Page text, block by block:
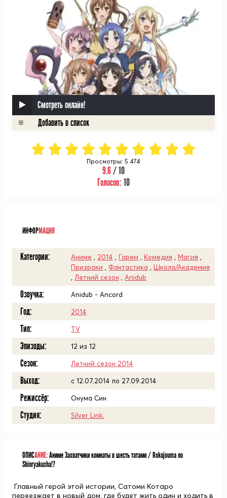
Смотреть онлайн!
Просмотры: 5 474
9.6/ 10
Голосов: 10
ИНФОРМАЦИЯ
Категории: Аниме 2014 Гарем Комедия Магия
Призраки
Фантастика
Школа/Академия
Летний сезон Anidub
Озвучка: Anidub - Ancord
Год: 2014
Тип: TV
Эпизоды: 12 из 12
Сезон: Летний сезон 2014
Выход: c 12.07.2014 по 27.09.2014
Режиссёр: Онума Син
Студия: Silver Link.
ОПИСАНИЕ:Аниме Захватчики комнаты в шесть татами / Rokujouma no
Shinryakusha!?
Главный герой этой истории, Сатоми Котаро
переезжает в новый дом, где будет жить один и ходить в